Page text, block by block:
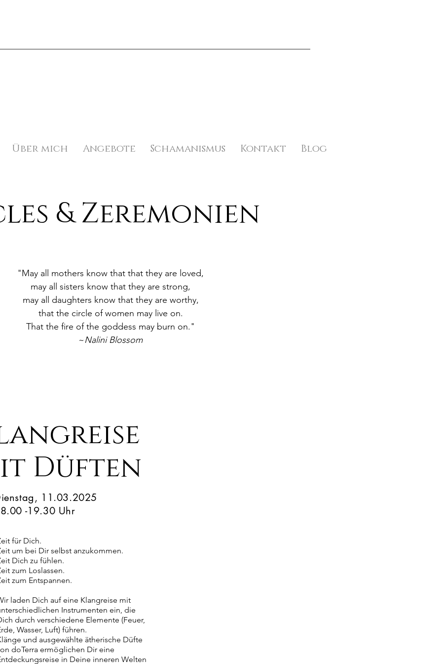
Über mich Angebote Schamanismus Kontakt Blog
& Zeremonien
"May all mothers know that that they are loved,
may all sisters know that they are strong,
may all daughters know that they are worthy,
that the circle of women may live on.
That the fire of the goddess may burn on."
~Nalini Blossom
Düften
11.03.2025
-19.30 Uhr
für Dich.
um bei Dir selbst anzukommen.
Dich zu fühlen.
zum Loslassen.
zum Entspannen.
laden Dich auf eine Klangreise mit
Instrumenten ein, die
durch verschiedene Elemente (Feuer,
Wasser, Luft) führen.
und ausgewählte ätherische Düfte
doTerra ermöglichen Dir eine
in Deine inneren Welten